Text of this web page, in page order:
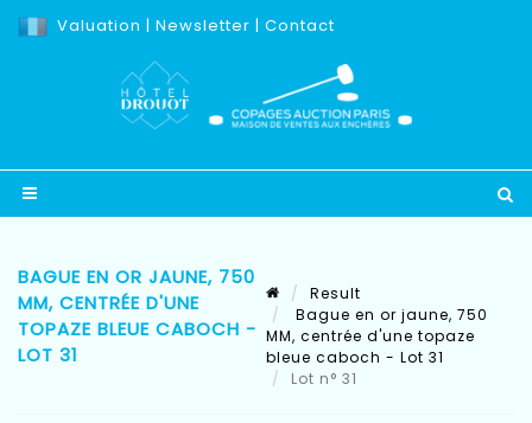
Valuation | Newsletter | Contact
BAGUE EN OR JAUNE, 750
MM, CENTRÉE D'UNE
TOPAZE BLEUE CABOCH -
LOT 31
Result
Bague en or jaune, 750
MM, centrée d'une topaze
bleue caboch - Lot 31
Lot n° 31